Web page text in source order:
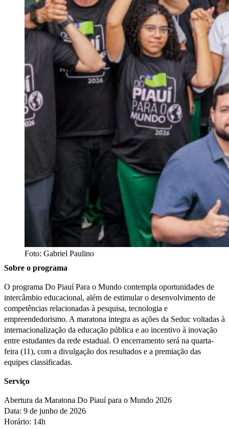
Foto: Gabriel Paulino
Sobre o programa
O programa Do Piauí Para o Mundo contempla oportunidades de
intercâmbio educacional, além de estimular o desenvolvimento de
competências relacionadas à pesquisa, tecnologia e
empreendedorismo. A maratona integra as ações da Seduc voltadas à
internacionalização da educação pública e ao incentivo à inovação
entre estudantes da rede estadual. O encerramento será na quarta-
feira (11), com a divulgação dos resultados e a premiação das
equipes classificadas.
Serviço
Abertura da Maratona Do Piauí para o Mundo 2026
Data: 9 de junho de 2026
Horário: 14h